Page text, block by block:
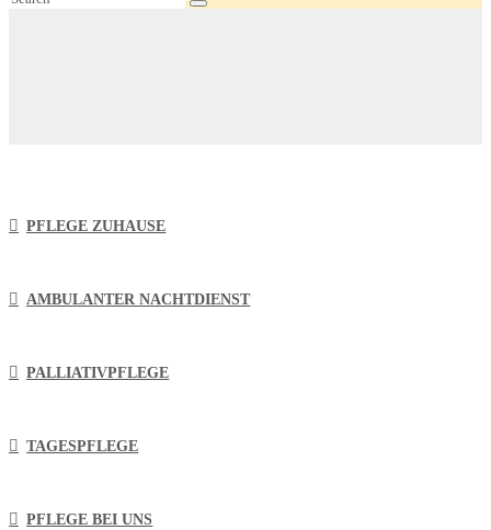
PFLEGE ZUHAUSE
AMBULANTER NACHTDIENST
PALLIATIVPFLEGE
TAGESPFLEGE
PFLEGE BEI UNS